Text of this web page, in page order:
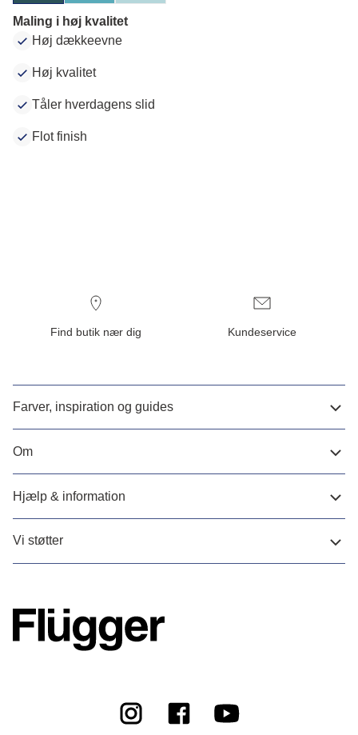
Maling i høj kvalitet
Høj dækkeevne
Høj kvalitet
Tåler hverdagens slid
Flot finish
Find butik nær dig Kundeservice
Farver, inspiration og guides
Om
Hjælp & information
Vi støtter